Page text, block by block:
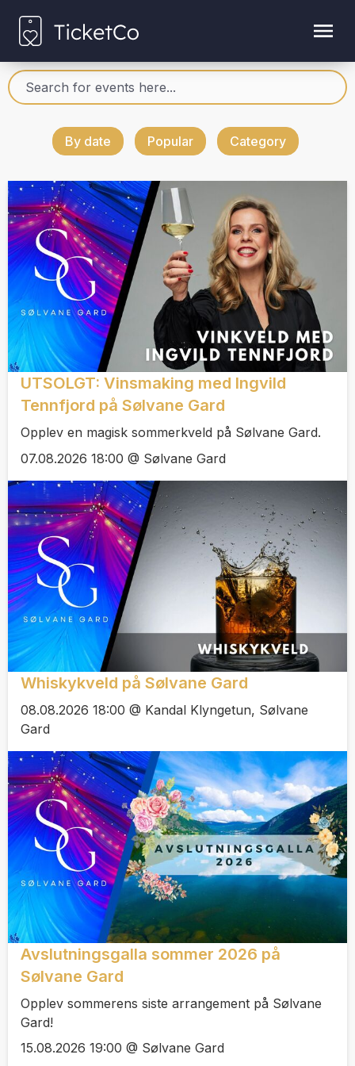
By date Popular Category
UTSOLGT: Vinsmaking med Ingvild
Tennfjord på Sølvane Gard
Opplev en magisk sommerkveld på Sølvane Gard.
07.08.2026 18:00 @ Sølvane Gard
Whiskykveld på Sølvane Gard
08.08.2026 18:00 @ Kandal Klyngetun, Sølvane
Gard
Avslutningsgalla sommer 2026 på
Sølvane Gard
Opplev sommerens siste arrangement på Sølvane
Gard!
15.08.2026 19:00 @ Sølvane Gard